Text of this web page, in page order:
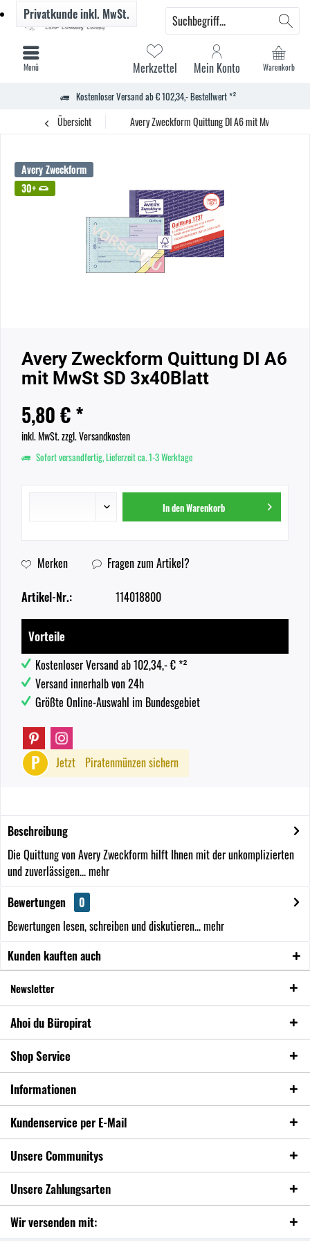
Kostenloser Versand ab € 102,34,- Bestellwert *²
Warenkorb
Merkzettel Mein Konto
Privatkundeinkl. MwSt.
Menü
Übersicht Avery Zweckform Quittung DI A6 mit MwSt SD
Avery Zweckform
30+
Avery Zweckform Quittung DI A6
mit MwSt SD 3x40Blatt
5,80 € *
inkl. MwSt.zzgl. Versandkosten
Sofort versandfertig, Lieferzeit ca. 1-3 Werktage
In denWarenkorb
Merken Fragen zum Artikel?
Artikel-Nr.: 114018800
Vorteile
Kostenloser Versand ab 102,34,- € *²
Versand innerhalb von 24h
Größte Online-Auswahl im Bundesgebiet
P Jetzt Piratenmünzen sichern
Beschreibung
Die Quittung von Avery Zweckform hilft Ihnen mit der unkomplizierten
und zuverlässigen...mehr
Bewertungen
0
Bewertungen lesen, schreiben und diskutieren...mehr
Kunden kauften auch
Newsletter
Ahoi du Büropirat
Shop Service
Informationen
Kundenservice per E-Mail
Unsere Communitys
Unsere Zahlungsarten
Wir versenden mit: